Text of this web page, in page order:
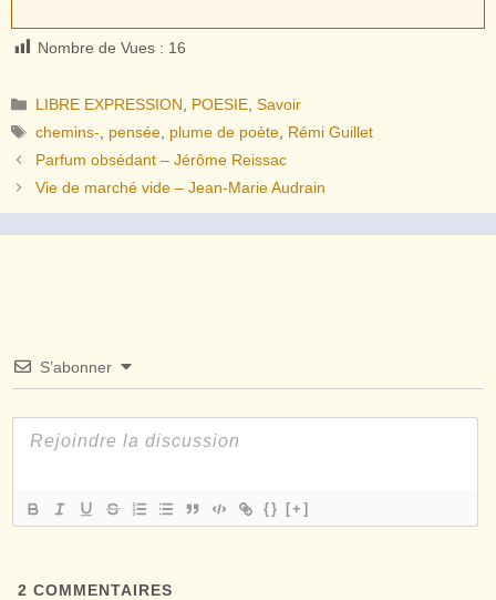
Nombre de Vues : 16
Catégories
LIBRE EXPRESSION POESIE ,Savoir
Étiquettes
chemins- pensée plume de poète Rémi Guillet
Parfum obsédant – Jérôme Reissac
Vie de marché vide – Jean-Marie Audrain
S’abonner
{} [+]
2 COMMENTAIRES